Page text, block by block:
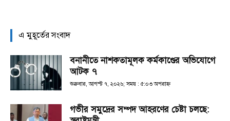
এ মুহূর্তের সংবাদ
বনানীতে নাশকতামূলক কর্মকাণ্ডের অভিযোগে
আটক ৭
শুক্রবার, আগস্ট ৭, ২০২৬; সময় : ৫:০৩ অপরাহ্ণ
গভীর সমুদ্রের সম্পদ আহরণের চেষ্টা চলছে: